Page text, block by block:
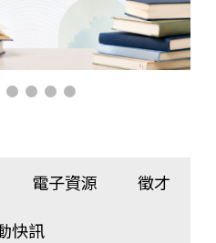
電子資源 徵才
快訊